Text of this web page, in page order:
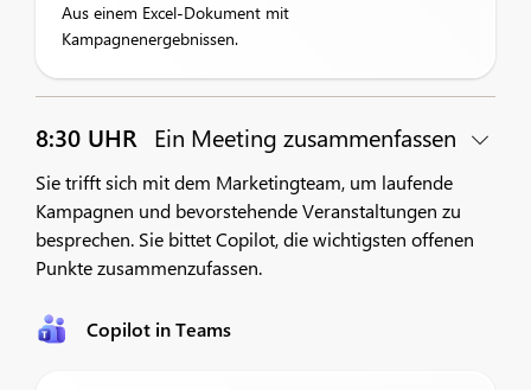
Aus einem Excel-Dokument mit
Kampagnenergebnissen.
8:30 UHR Ein Meeting zusammenfassen
Sie trifft sich mit dem Marketingteam, um laufende
Kampagnen und bevorstehende Veranstaltungen zu
besprechen. Sie bittet Copilot, die wichtigsten offenen
Punkte zusammenzufassen.
Copilot in Teams